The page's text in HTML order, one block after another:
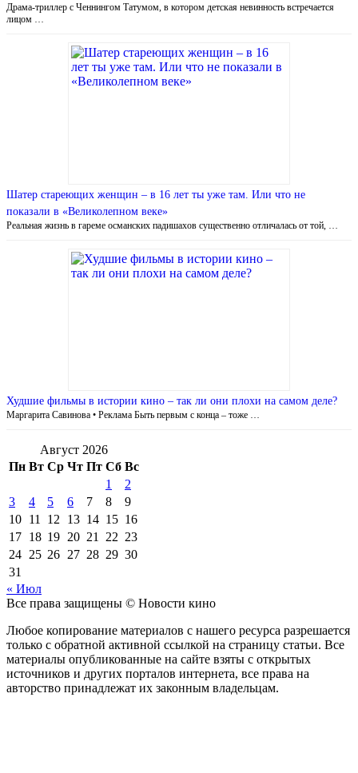
Драма-триллер с Ченнингом Татумом, в котором детская невинность встречается
лицом …
Шатер стареющих женщин – в 16 лет ты уже там. Или что не
показали в «Великолепном веке»
Реальная жизнь в гареме османских падишахов существенно отличалась от той, …
Худшие фильмы в истории кино – так ли они плохи на самом деле?
Маргарита Савинова • Реклама Быть первым с конца – тоже …
Август 2026
Пн Вт Ср Чт Пт Сб Вс
1
2
3
4 5 6 7 8
9
10 11 12 13 14 15 16
17 18 19 20 21 22 23
24 25 26 27 28 29 30
31
« Июл
Все права защищены © Новости кино
Любое копирование материалов с нашего ресурса разрешается
только с обратной активной ссылкой на страницу статьи. Все
материалы опубликованные на сайте взяты с открытых
источников и других порталов интернета, все права на
авторство принадлежат их законным владельцам.